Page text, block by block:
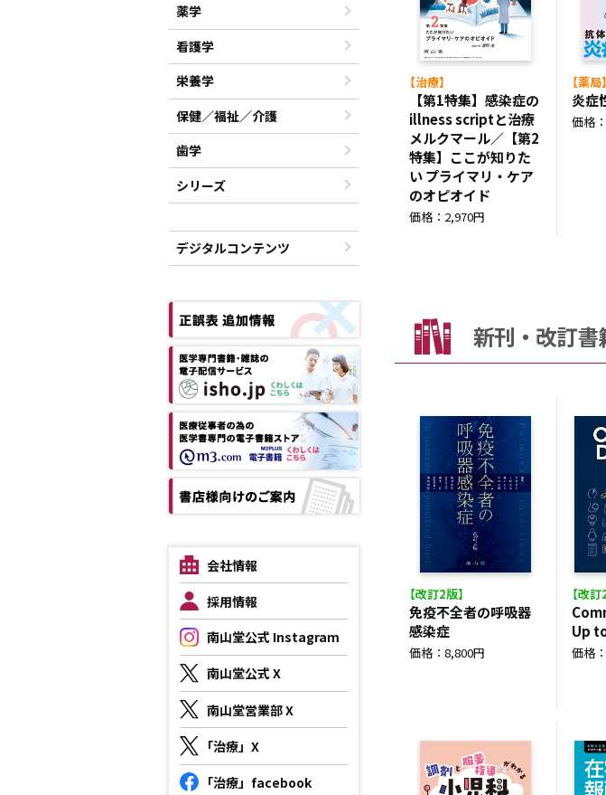
薬学
看護学
栄養学
保健／福祉／介護
歯学
シリーズ
デジタルコンテンツ
会社情報
採用情報
南山堂公式 Instagram
南山堂公式 X
南山堂営業部 X
「治療」X
「治療」facebook
【治療】
【第1特集】感染症の
illness scriptと治療
メルクマール／【第2
特集】ここが知りた
い プライマリ・ケア
のオピオイド
価格：2,970円
【薬局】
炎症
価格
新刊・改訂書
【改訂2版】
免疫不全者の呼吸器
感染症
価格：8,800円
【改訂
Up
価格